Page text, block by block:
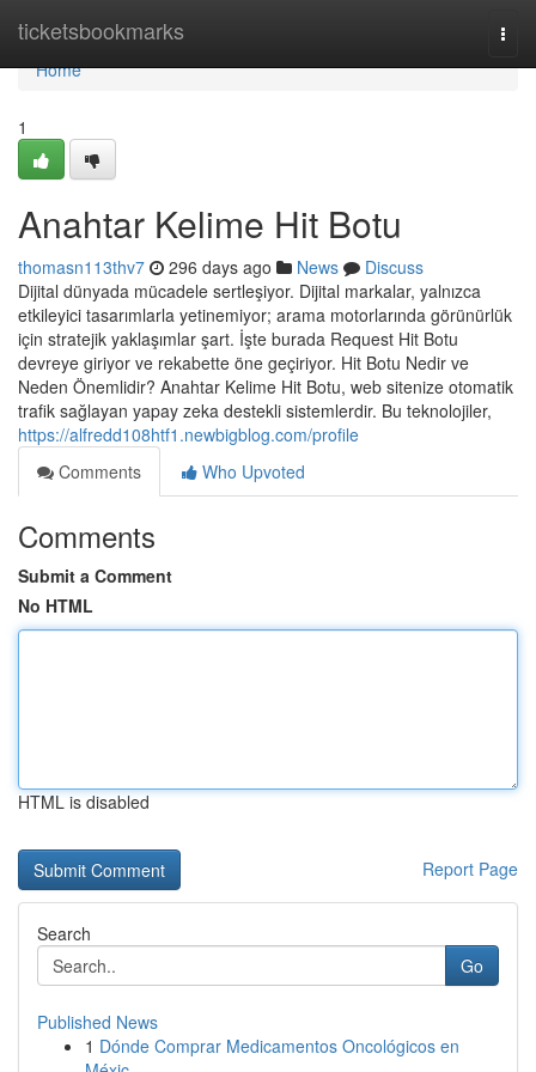
ticketsbookmarks
Home
Home
1
Anahtar Kelime Hit Botu
thomasn113thv7 296 days ago News
Discuss
Dijital dünyada mücadele sertleşiyor. Dijital markalar, yalnızca
etkileyici tasarımlarla yetinemiyor; arama motorlarında görünürlük
için stratejik yaklaşımlar şart. İşte burada Request Hit Botu
devreye giriyor ve rekabette öne geçiriyor. Hit Botu Nedir ve
Neden Önemlidir? Anahtar Kelime Hit Botu, web sitenize otomatik
trafik sağlayan yapay zeka destekli sistemlerdir. Bu teknolojiler,
https://alfredd108htf1.newbigblog.com/profile
Comments
Who Upvoted
Comments
Submit a Comment
No HTML
HTML is disabled
Report Page
Search
Go
Published News
1 Dónde Comprar Medicamentos Oncológicos en